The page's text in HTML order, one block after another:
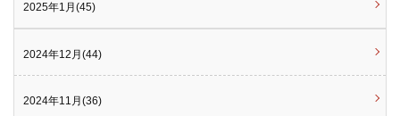
2025年1月(45)
2024年12月(44)
2024年11月(36)